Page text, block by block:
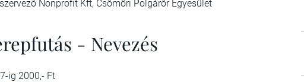
Nonprofit Kft, Csömöri Polgárőr Egyesület
- Nevezés
ig 2000,- Ft